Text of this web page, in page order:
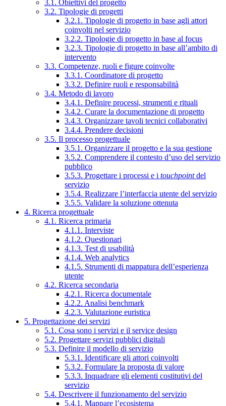
3.1. Obiettivi del progetto
3.2. Tipologie di progetti
3.2.1. Tipologie di progetto in base agli attori
coinvolti nel servizio
3.2.2. Tipologie di progetto in base al focus
3.2.3. Tipologie di progetto in base all’ambito di
intervento
3.3. Competenze, ruoli e figure coinvolte
3.3.1. Coordinatore di progetto
3.3.2. Definire ruoli e responsabilità
3.4. Metodo di lavoro
3.4.1. Definire processi, strumenti e rituali
3.4.2. Curare la documentazione di progetto
3.4.3. Organizzare tavoli tecnici collaborativi
3.4.4. Prendere decisioni
3.5. Il processo progettuale
3.5.1. Organizzare il progetto e la sua gestione
3.5.2. Comprendere il contesto d’uso del servizio
pubblico
3.5.3. Progettare i processi e i touchpointdel
servizio
3.5.4. Realizzare l’interfaccia utente del servizio
3.5.5. Validare la soluzione ottenuta
4. Ricerca progettuale
4.1. Ricerca primaria
4.1.1. Interviste
4.1.2. Questionari
4.1.3. Test di usabilità
4.1.4. Web analytics
4.1.5. Strumenti di mappatura dell’esperienza
utente
4.2. Ricerca secondaria
4.2.1. Ricerca documentale
4.2.2. Analisi benchmark
4.2.3. Valutazione euristica
5. Progettazione dei servizi
5.1. Cosa sono i servizi e il service design
5.2. Progettare servizi pubblici digitali
5.3. Definire il modello di servizio
5.3.1. Identificare gli attori coinvolti
5.3.2. Formulare la proposta di valore
5.3.3. Inquadrare gli elementi costitutivi del
servizio
5.4. Descrivere il funzionamento del servizio
5.4.1. Mappare l’ecosistema